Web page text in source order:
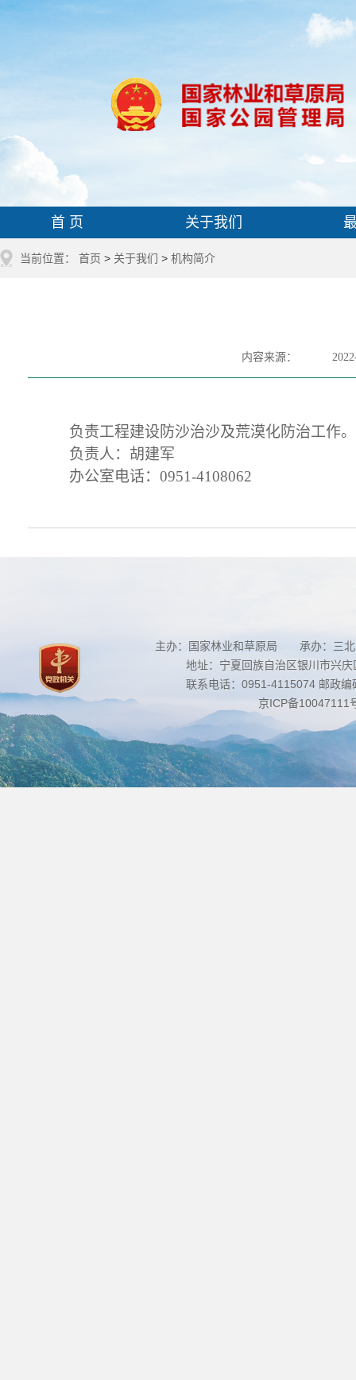
首 页 关于我们
当前位置： 首页 > 关于我们 > 机构简介
内容来源：
负责工程建设防沙治沙及荒漠化防治工作。
负责人：胡建军
办公室电话：0951-4108062
主办：国家林业和草原局 承办：三北
地址：宁夏回族自治区银川市兴
联系电话：0951-4115074 邮政
京ICP备10047111